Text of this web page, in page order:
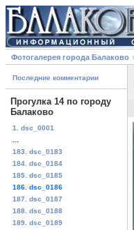
Фотогалерея города Балаково
Последние комментарии
Прогулка 14 по городу
Балаково
1. dsc_0001
183. dsc_0183
184. dsc_0184
185. dsc_0185
186. dsc_0186
187. dsc_0187
188. dsc_0188
189. dsc_0189